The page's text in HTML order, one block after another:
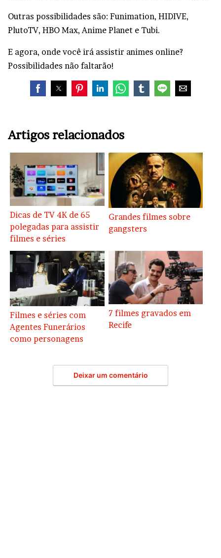
Outras possibilidades são: Funimation, HIDIVE,
PlutoTV, HBO Max, Anime Planet e Tubi.
E agora, onde você irá assistir animes online?
Possibilidades não faltarão!
Artigos relacionados
Dicas de TV 4K de 65
polegadas para assistir
filmes e séries
Grandes filmes sobre
gangsters
Filmes e séries com
Agentes Funerários
como personagens
7 filmes gravados em
Recife
Deixar um comentário